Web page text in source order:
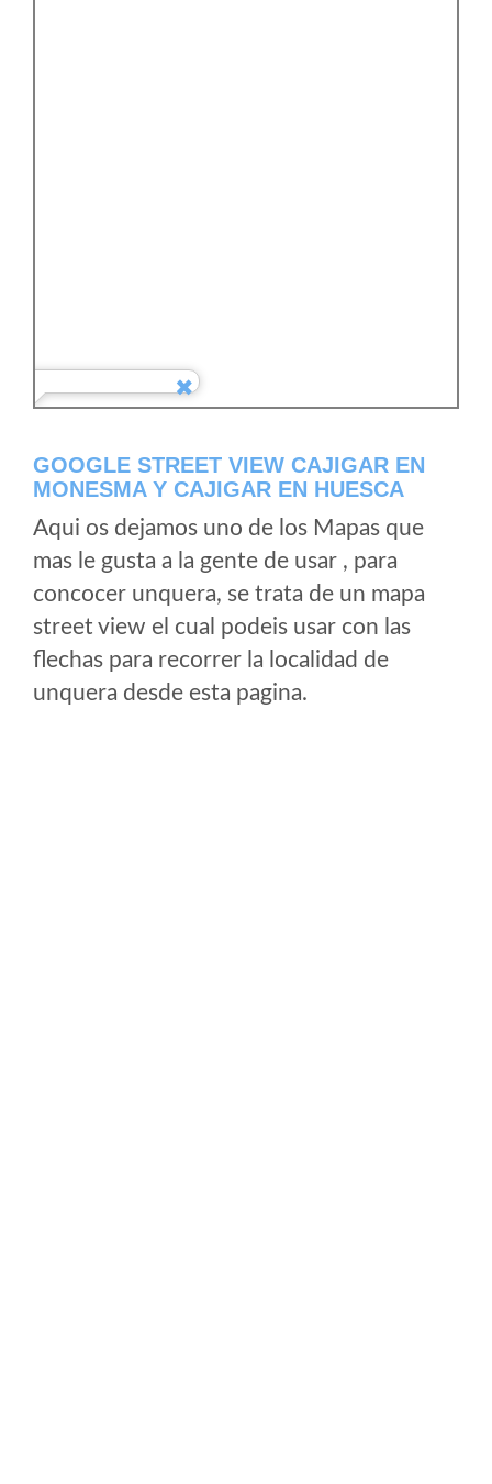
GOOGLE STREET VIEW CAJIGAR EN
MONESMA Y CAJIGAR EN HUESCA
Aqui os dejamos uno de los Mapas que
mas le gusta a la gente de usar , para
concocer unquera, se trata de un mapa
street view el cual podeis usar con las
flechas para recorrer la localidad de
unquera desde esta pagina.